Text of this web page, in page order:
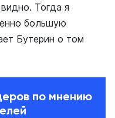
Тогда я
большую
Бутерин о том
по мнению